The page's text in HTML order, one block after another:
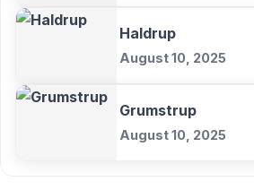
Haldrup
August 10, 2025
Grumstrup
August 10, 2025